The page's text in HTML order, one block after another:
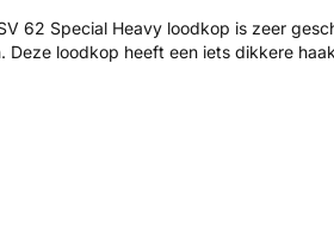
62 Special Heavy loodkop is zeer
loodkop heeft een iets dikkere